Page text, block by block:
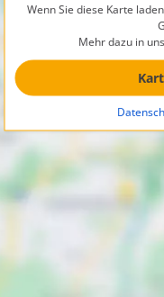
Wenn Sie diese Karte
Mehr dazu in